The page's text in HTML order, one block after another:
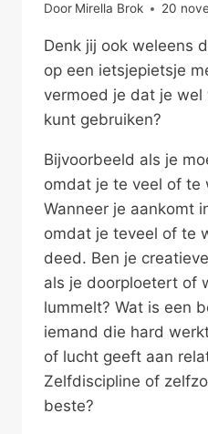
Door Mirella Brok 20
Denk jij ook weleens
op een ietsjepietsje
vermoed je dat je wel
kunt gebruiken?
Bijvoorbeeld als je
omdat je te veel of te
Wanneer je aankomt
omdat je teveel of te
deed. Ben je
als je doorploetert of
lummelt? Wat is een
iemand die hard
of lucht geeft aan
Zelfdiscipline of
beste?